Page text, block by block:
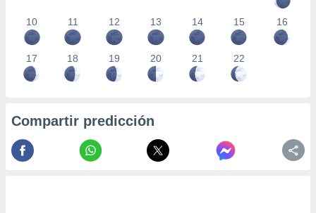
10 11 12 13 14 15 16
17 18 19 20 21 22
Compartir predicción